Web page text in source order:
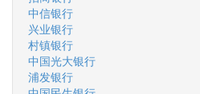
中信银行
兴业银行
村镇银行
中国光大银行
浦发银行